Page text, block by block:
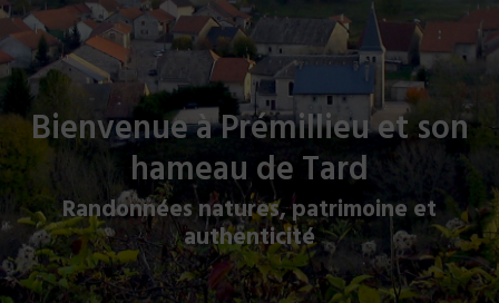
Bienvenue à Prémillieu et son
hameau de Tard
Randonnées natures, patrimoine et
authenticité